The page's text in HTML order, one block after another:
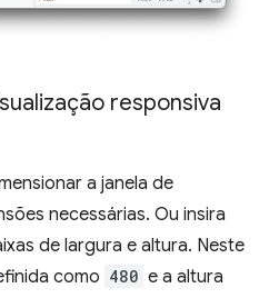
responsiva
a janela de
necessárias. Ou insira
de largura e altura. Neste
como 480 e a altura